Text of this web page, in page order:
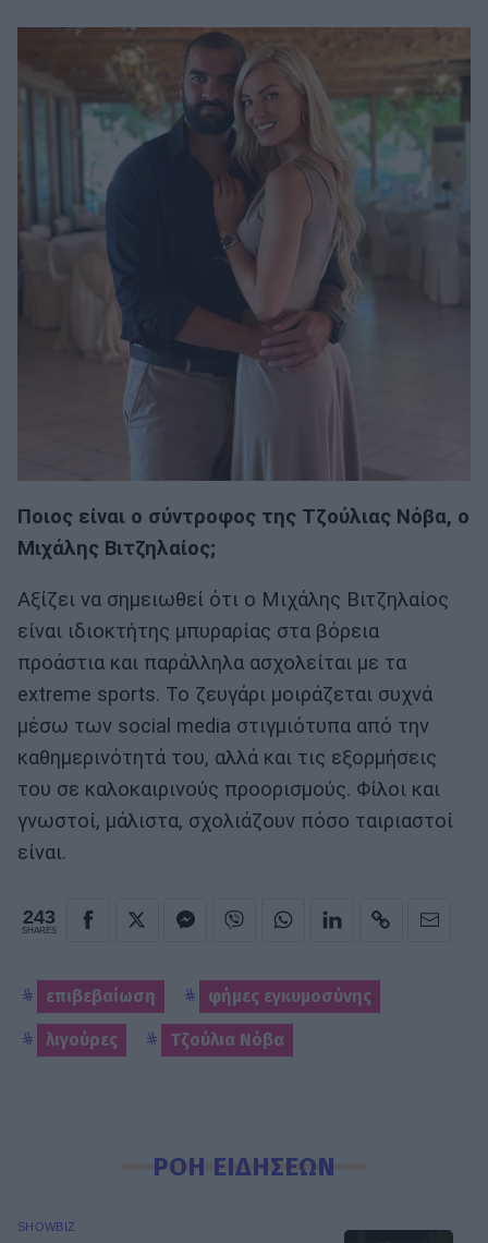
Ποιος είναι ο σύντροφος της Τζούλιας Νόβα, ο
Μιχάλης Βιτζηλαίος;
Αξίζει να σημειωθεί ότι ο Μιχάλης Βιτζηλαίος
είναι ιδιοκτήτης μπυραρίας στα βόρεια
προάστια και παράλληλα ασχολείται με τα
extreme sports. Το ζευγάρι μοιράζεται συχνά
μέσω των social media στιγμιότυπα από την
καθημερινότητά του, αλλά και τις εξορμήσεις
του σε καλοκαιρινούς προορισμούς. Φίλοι και
γνωστοί, μάλιστα, σχολιάζουν πόσο ταιριαστοί
είναι.
243
SHARES
επιβεβαίωση φήμες εγκυμοσύνης
λιγούρες Τζούλια Νόβα
ΡΟΗ ΕΙΔΗΣΕΩΝ
SHOWBIZ